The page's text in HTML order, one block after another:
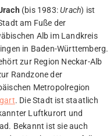
(bis 1983:Urach) ist
am Fuße der
Alb im Landkreis
in Baden-Württemberg.
zur Region Neckar-Alb
Randzone der
Metropolregion
. Die Stadt ist staatlich
Luftkurort und
Bekannt ist sie auch